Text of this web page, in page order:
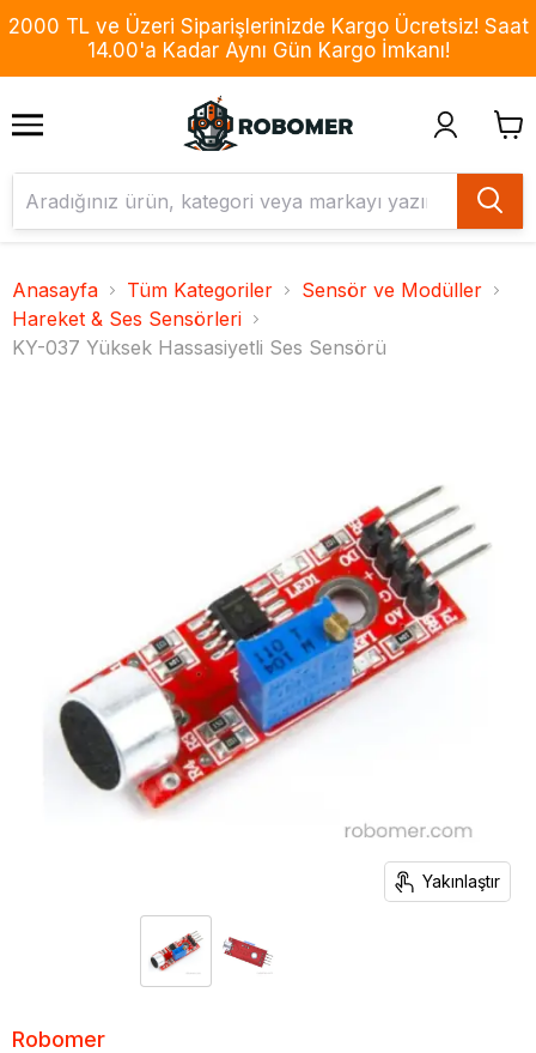
2000 TL ve Üzeri Siparişlerinizde Kargo Ücretsiz! Saat
14.00'a Kadar Aynı Gün Kargo İmkanı!
Anasayfa Tüm Kategoriler
Sensör ve Modüller
Hareket & Ses Sensörleri
KY-037 Yüksek Hassasiyetli Ses Sensörü
Yakınlaştır
Robomer